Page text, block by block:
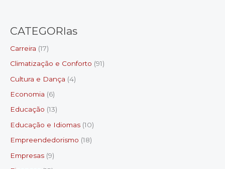
CATEGORIas
Carreira (17)
Climatização e Conforto (91)
Cultura e Dança (4)
Economia (6)
Educação (13)
Educação e Idiomas (10)
Empreendedorismo (18)
Empresas (9)